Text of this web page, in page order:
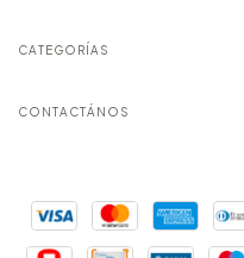
CATEGORÍAS
CONTACTÁNOS